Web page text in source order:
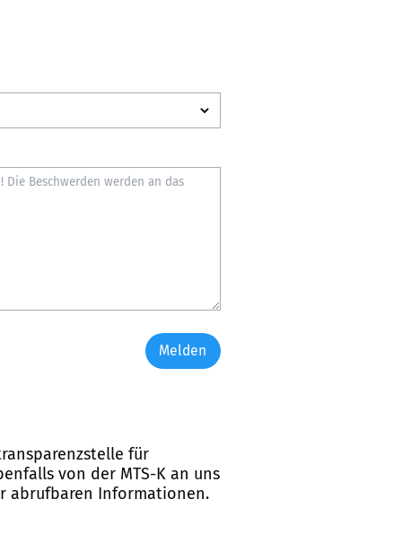
Melden
für
von der MTS-K an uns
abrufbaren Informationen.